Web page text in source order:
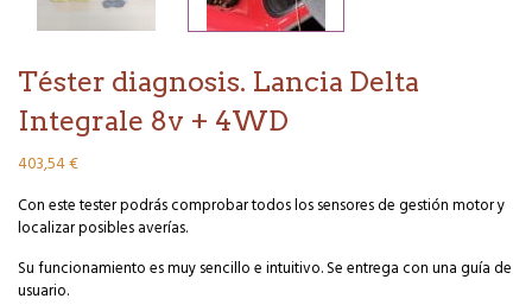
Téster diagnosis. Lancia Delta
Integrale 8v + 4WD
403,54€
Con este tester podrás comprobar todos los sensores de gestión motor y
localizar posibles averías.
Su funcionamiento es muy sencillo e intuitivo. Se entrega con una guía de
usuario.